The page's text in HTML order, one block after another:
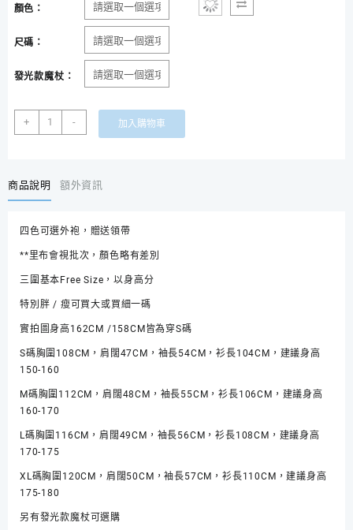
顏色：
尺碼：
發光款魔杖：
+
[四
色
Potter
哈
波
特
法
袍
格
華
茲
服
魔
法
袍
領
帶
數
- 加入購物車
商品說明 額外資訊
四色可選外袍，贈送領帶
**里布會視批次，顏色略有差別
三圍基本Free Size，以身高分
特別胖 / 瘦可買大或買細一碼
實拍圖身高162CM /158CM皆為穿S碼
S碼胸圍108CM，肩闊47CM，袖長54CM，衫長104CM，建議身高
150-160
M碼胸圍112CM，肩闊48CM，袖長55CM，衫長106CM，建議身高
160-170
L碼胸圍116CM，肩闊49CM，袖長56CM，衫長108CM，建議身高
170-175
XL碼胸圍120CM，肩闊50CM，袖長57CM，衫長110CM，建議身高
175-180
另有發光款魔杖可選購